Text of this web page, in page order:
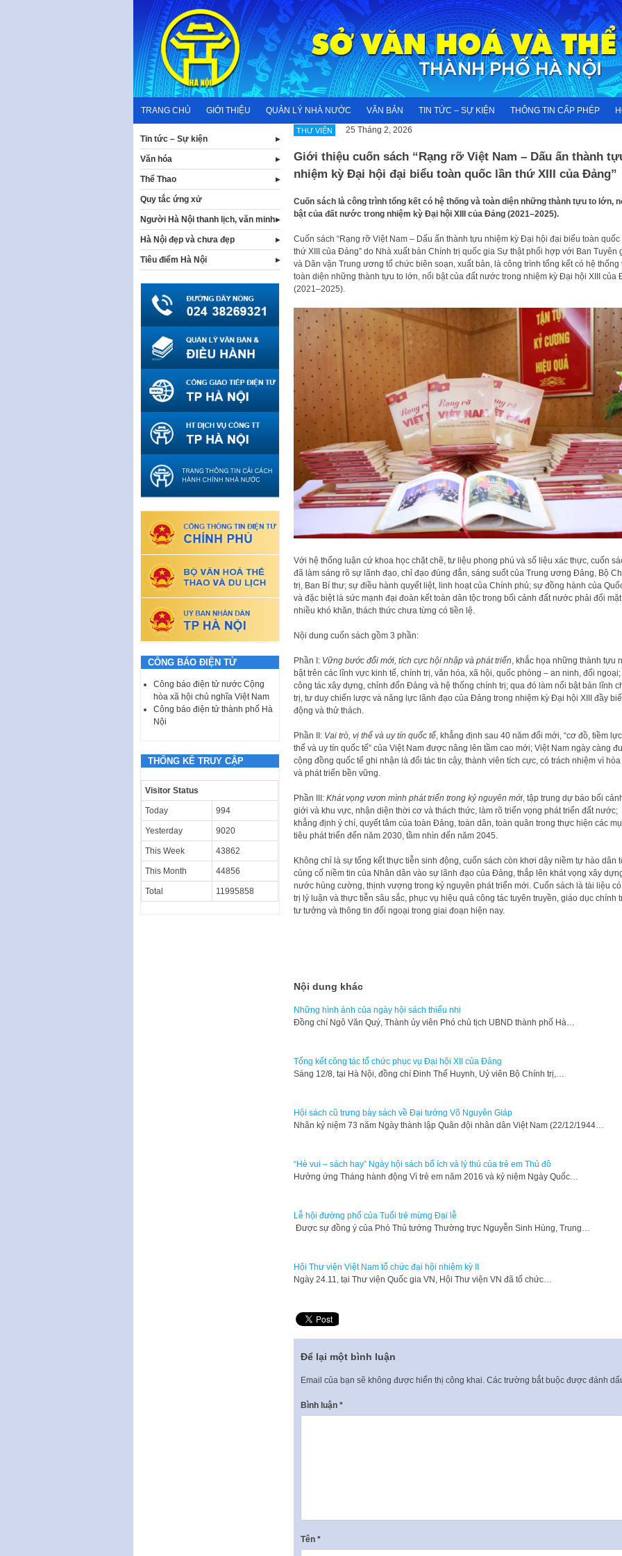
content
TRANG CHỦ GIỚI THIỆU QUẢN LÝ NHÀ NƯỚC VĂN BẢN TIN TỨC – SỰ KIỆN THÔNG TIN CẤP PHÉP
THƯ VIỆN 25 Tháng 2, 2026
Giới thiệu cuốn sách “Rạng rỡ Việt Nam – Dấu ấn thành
nhiệm kỳ Đại hội đại biểu toàn quốc lần thứ XIII của Đảng”
Cuốn sách là công trình tổng kết có hệ thống và toàn diện những thành tựu to lớn,
bật của đất nước trong nhiệm kỳ Đại hội XIII của Đảng (2021–2025).
Cuốn sách “Rạng rỡ Việt Nam – Dấu ấn thành tựu nhiệm kỳ Đại hội đại biểu toàn quốc
thứ XIII của Đảng” do Nhà xuất bản Chính trị quốc gia Sự thật phối hợp với Ban Tuyên
và Dân vận Trung ương tổ chức biên soạn, xuất bản, là công trình tổng kết có hệ thống
toàn diện những thành tựu to lớn, nổi bật của đất nước trong nhiệm kỳ Đại hội XIII của
(2021–2025).
Với hệ thống luận cứ khoa học chặt chẽ, tư liệu phong phú và số liệu xác thực, cuốn
đã làm sáng rõ sự lãnh đạo, chỉ đạo đúng đắn, sáng suốt của Trung ương Đảng, Bộ
trị, Ban Bí thư; sự điều hành quyết liệt, linh hoạt của Chính phủ; sự đồng hành của
và đặc biệt là sức mạnh đại đoàn kết toàn dân tộc trong bối cảnh đất nước phải đối
nhiều khó khăn, thách thức chưa từng có tiền lệ.
Nội dung cuốn sách gồm 3 phần:
Phần I: Vững bước đổi mới, tích cực hội nhập và phát triển, khắc họa những thành tựu
bật trên các lĩnh vực kinh tế, chính trị, văn hóa, xã hội, quốc phòng – an ninh, đối ngoại;
công tác xây dựng, chỉnh đốn Đảng và hệ thống chính trị; qua đó làm nổi bật bản lĩnh
trị, tư duy chiến lược và năng lực lãnh đạo của Đảng trong nhiệm kỳ Đại hội XIII đầy
động và thử thách.
Phần II: Vai trò, vị thế và uy tín quốc tế, khẳng định sau 40 năm đổi mới, “cơ đồ, tiềm
thế và uy tín quốc tế” của Việt Nam được nâng lên tầm cao mới; Việt Nam ngày càng
cộng đồng quốc tế ghi nhận là đối tác tin cậy, thành viên tích cực, có trách nhiệm vì
và phát triển bền vững.
Phần III: Khát vọng vươn mình phát triển trong kỷ nguyên mới, tập trung dự báo bối
giới và khu vực, nhận diện thời cơ và thách thức, làm rõ triển vọng phát triển đất nước;
khẳng định ý chí, quyết tâm của toàn Đảng, toàn dân, toàn quân trong thực hiện các
tiêu phát triển đến năm 2030, tầm nhìn đến năm 2045.
Không chỉ là sự tổng kết thực tiễn sinh động, cuốn sách còn khơi dậy niềm tự hào dân
củng cố niềm tin của Nhân dân vào sự lãnh đạo của Đảng, thắp lên khát vọng xây
nước hùng cường, thịnh vượng trong kỷ nguyên phát triển mới. Cuốn sách là tài liệu
trị lý luận và thực tiễn sâu sắc, phục vụ hiệu quả công tác tuyên truyền, giáo dục chính
tư tưởng và thông tin đối ngoại trong giai đoạn hiện nay.
Nội dung khác
Những hình ảnh của ngày hội sách thiếu nhi
Đồng chí Ngô Văn Quý, Thành ủy viên Phó chủ tịch UBND thành phố Hà…
Tổng kết công tác tổ chức phục vụ Đại hội XII của Đảng
Sáng 12/8, tại Hà Nội, đồng chí Đinh Thế Huynh, Uỷ viên Bộ Chính trị,…
Hội sách cũ trưng bày sách về Đại tướng Võ Nguyên Giáp
Nhân kỷ niệm 73 năm Ngày thành lập Quân đội nhân dân Việt Nam (22/12/1944…
“Hè vui – sách hay” Ngày hội sách bổ ích và lý thú của trẻ em Thủ đô
Hưởng ứng Tháng hành động Vì trẻ em năm 2016 và kỷ niệm Ngày Quốc…
Lễ hội đường phố của Tuổi trẻ mừng Đại lễ
​ Được sự đồng ý của Phó Thủ tướng Thường trực Nguyễn Sinh Hùng, Trung…
Hội Thư viện Việt Nam tổ chức đại hội nhiệm kỳ II
​Ngày 24.11, tại Thư viện Quốc gia VN, Hội Thư viện VN đã tổ chức…
Để lại một bình luận
Email của bạn sẽ không được hiển thị công khai. Các trường bắt buộc được đánh
Bình luận *
Tên *
Tin tức – Sự kiện
Văn hóa
Thể Thao
Quy tắc ứng xử
Người Hà Nội thanh lịch, văn minh
Hà Nội đẹp và chưa đẹp
Tiêu điểm Hà Nội
CÔNG BÁO ĐIỆN TỬ
Công báo điện tử nước Cộng
hòa xã hội chủ nghĩa Việt Nam
Công báo điện tử thành phố Hà
Nội
THỐNG KÊ TRUY CẬP
Visitor Status
Today 994
Yesterday 9020
This Week 43862
This Month 44856
Total 11995858